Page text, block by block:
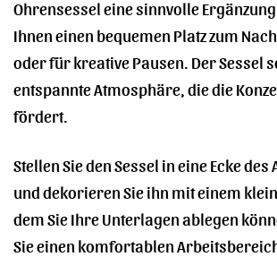
Ohrensessel eine sinnvolle
Ihnen einen bequemen Platz zum
oder für kreative Pausen. Der Sessel
entspannte Atmosphäre, die die
fördert.
Stellen Sie den Sessel in eine Ecke
und dekorieren Sie ihn mit einem
dem Sie Ihre Unterlagen ablegen
Sie einen komfortablen